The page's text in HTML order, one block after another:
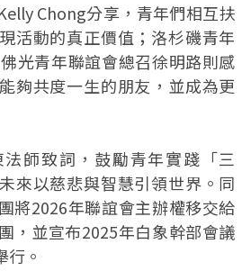
Chong分享，青年們相互扶
活動的真正價值；洛杉磯青年
光青年聯誼會總召徐明路則感
夠共度一生的朋友，並成為更
師致詞，鼓勵青年實踐「三
來以慈悲與智慧引領世界。同
將2026年聯誼會主辦權移交給
，並宣布2025年白象幹部會議
行。